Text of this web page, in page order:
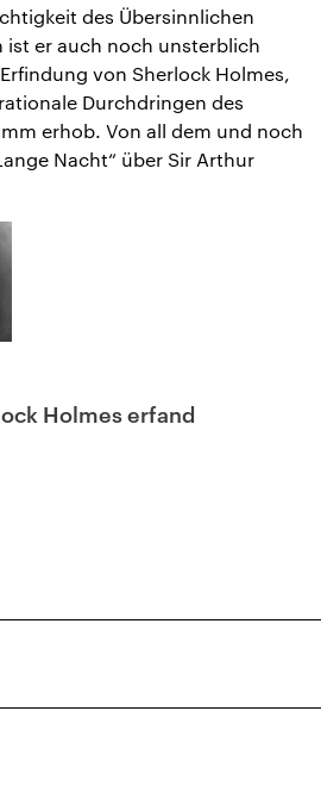
des Übersinnlichen
ist er auch noch unsterblich
von Sherlock Holmes,
Durchdringen des
erhob. Von all dem und noch
Nacht“ über Sir Arthur
Holmes erfand